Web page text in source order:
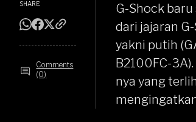
SHARE:
Comments
(0)
G-Shock baru
dari jajaran
yakni putih
B2100FC-
nya yang